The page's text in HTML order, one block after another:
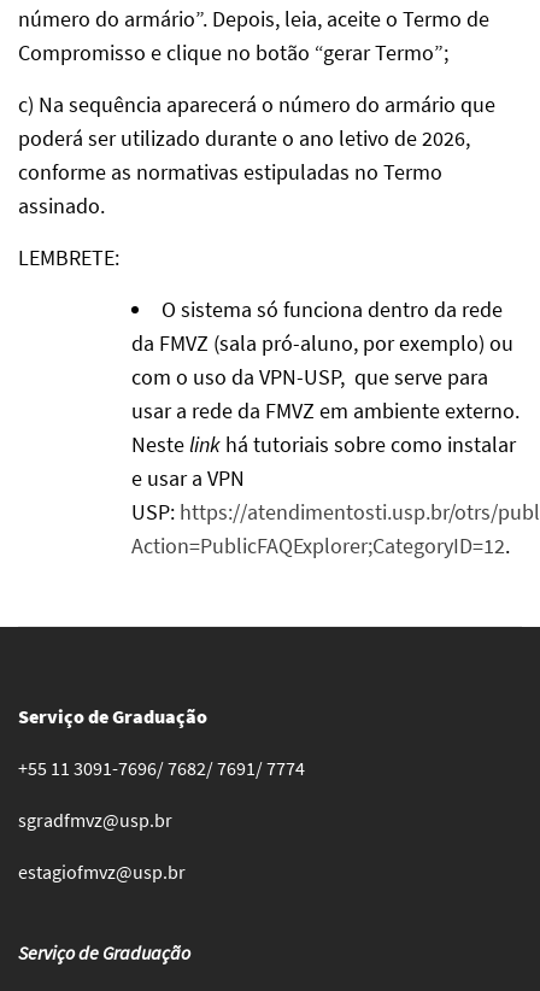
número do armário”. Depois, leia, aceite o Termo de
Compromisso e clique no botão “gerar Termo”;
c) Na sequência aparecerá o número do armário que
poderá ser utilizado durante o ano letivo de 2026,
conforme as normativas estipuladas no Termo
assinado.
LEMBRETE:
O sistema só funciona dentro da rede
da FMVZ (sala pró-aluno, por exemplo) ou
com o uso da VPN-USP, que serve para
usar a rede da FMVZ em ambiente externo.
Nestelink há tutoriais sobre como instalar
e usar a VPN
USP: https://atendimentosti.usp.br/otrs/
Action=PublicFAQExplorer;CategoryID=12.
Serviço de Graduação
+55 11 3091-7696/ 7682/ 7691/ 7774
sgradfmvz@usp.br
estagiofmvz@usp.br
Serviço de Graduação